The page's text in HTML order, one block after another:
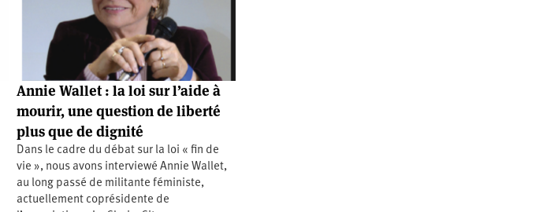
Annie Wallet : la loi sur l’aide à
mourir, une question de liberté
plus que de dignité
Dans le cadre du débat sur la loi « fin de
vie », nous avons interviewé Annie Wallet,
au long passé de militante féministe,
actuellement coprésidente de